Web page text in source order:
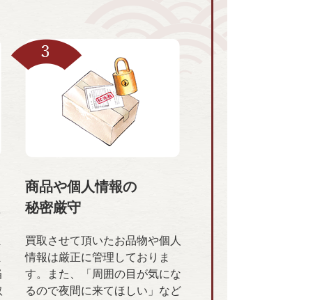
商品や個人情報の
秘密厳守
買取させて頂いたお品物や個人
情報は厳正に管理しておりま
す。また、「周囲の目が気にな
るので夜間に来てほしい」など